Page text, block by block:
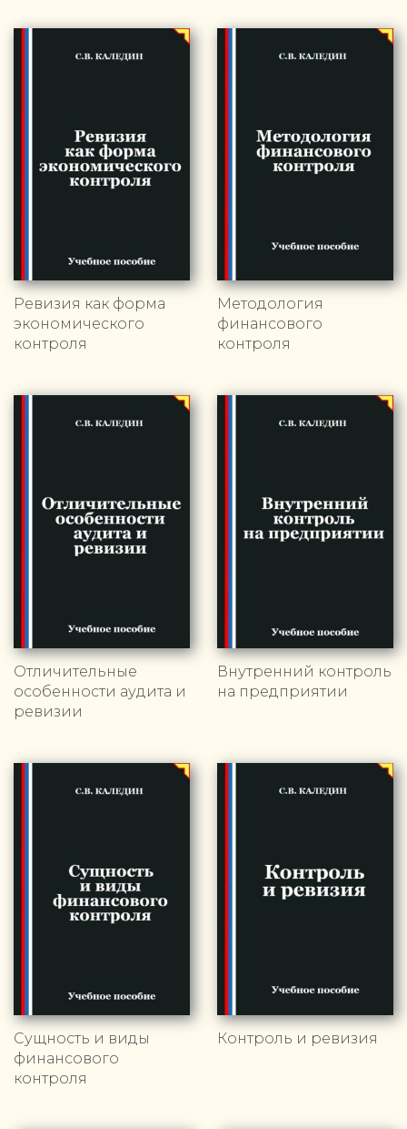
Ревизия как форма
экономического
контроля
Методология
финансового
контроля
Отличительные
особенности аудита и
ревизии
Внутренний контроль
на предприятии
Сущность и виды
финансового
контроля
Контроль и ревизия